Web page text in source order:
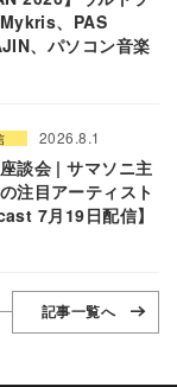
、PAS
、パソコン音楽
2026.8.1
談会 | サマソニ主
注目アーティスト
7月19日配信】
記事一覧へ